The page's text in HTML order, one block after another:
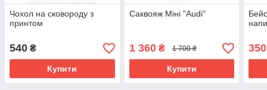
Чохол на сковороду з
принтом
540 ₴
Купити
Саквояж Міні "Audi"
1 360₴ 1 700 ₴
Купити
350